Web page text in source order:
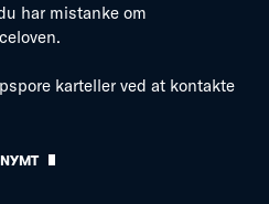
har mistanke om
karteller ved at kontakte